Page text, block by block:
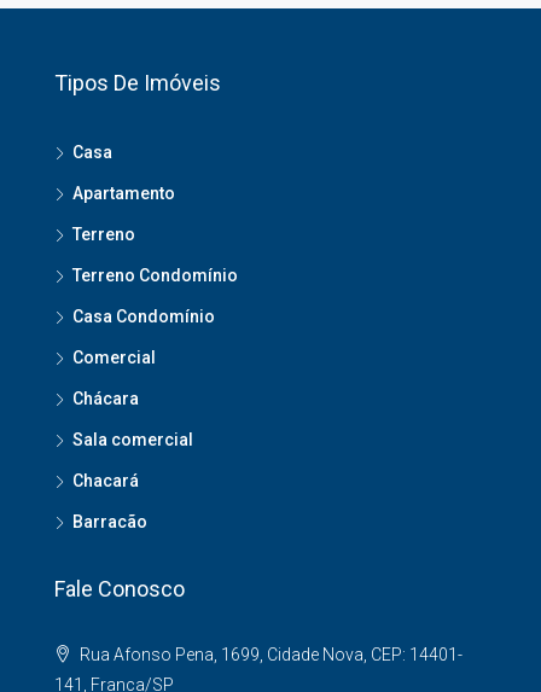
Tipos De Imóveis
Casa
Apartamento
Terreno
Terreno Condomínio
Casa Condomínio
Comercial
Chácara
Sala comercial
Chacará
Barracão
Fale Conosco
Rua Afonso Pena, 1699, Cidade Nova, CEP: 14401-
141, Franca/SP